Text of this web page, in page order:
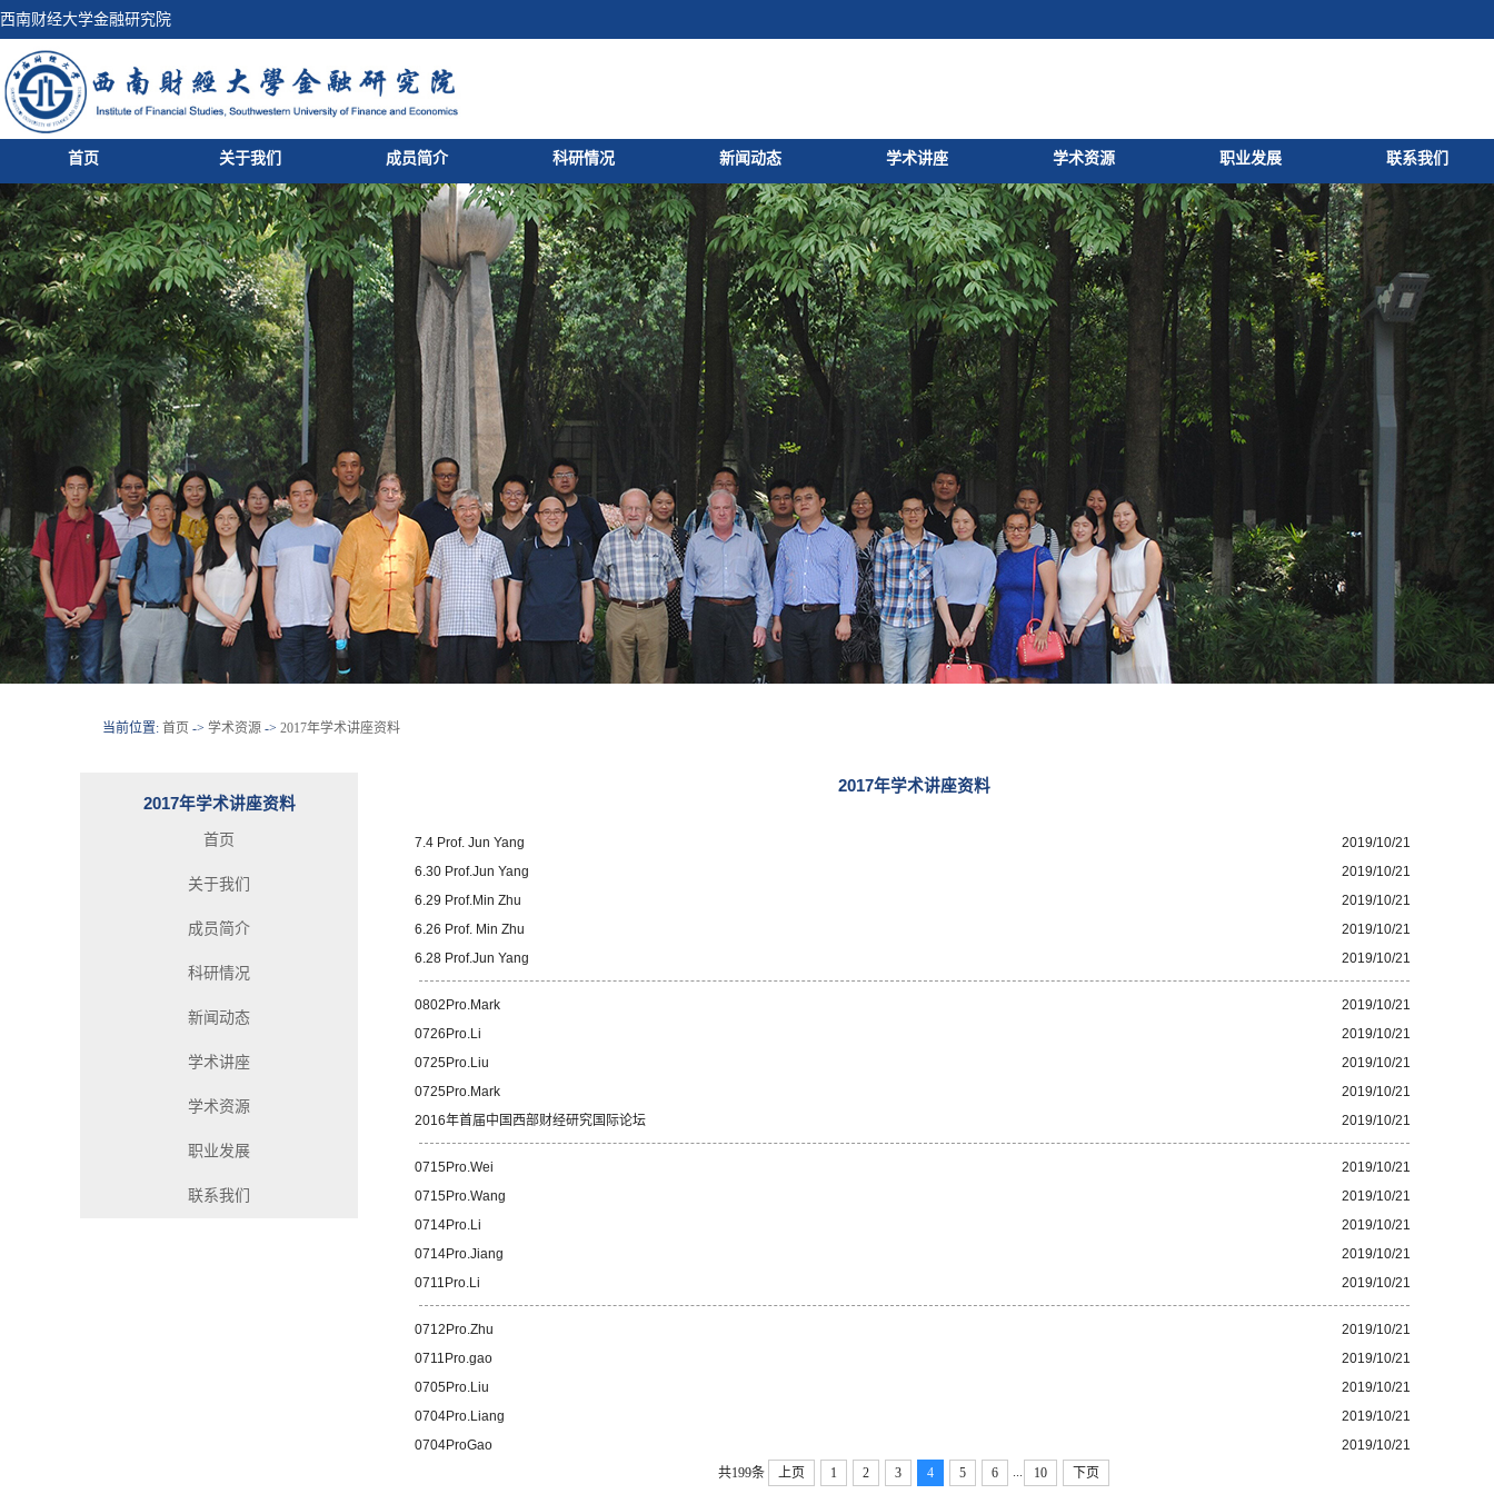
西南财经大学金融研究院
首页 关于我们 成员简介 科研情况 新闻动态 学术讲座 学术资源 职业发展 联系我们
当前位置: 首页 -> 学术资源 -> 2017年学术讲座资料
2017年学术讲座资料
首页
关于我们
成员简介
科研情况
新闻动态
学术讲座
学术资源
职业发展
联系我们
2017年学术讲座资料
7.4 Prof. Jun Yang
2019/10/21
6.30 Prof.Jun Yang
2019/10/21
6.29 Prof.Min Zhu
2019/10/21
6.26 Prof. Min Zhu
2019/10/21
6.28 Prof.Jun Yang
2019/10/21
0802Pro.Mark
2019/10/21
0726Pro.Li
2019/10/21
0725Pro.Liu
2019/10/21
0725Pro.Mark
2019/10/21
2016年首届中国西部财经研究国际论坛
2019/10/21
0715Pro.Wei
2019/10/21
0715Pro.Wang
2019/10/21
0714Pro.Li
2019/10/21
0714Pro.Jiang
2019/10/21
0711Pro.Li
2019/10/21
0712Pro.Zhu
2019/10/21
0711Pro.gao
2019/10/21
0705Pro.Liu
2019/10/21
0704Pro.Liang
2019/10/21
0704ProGao
2019/10/21
共199条
上页 1 2 3 4 5 6 10 下页